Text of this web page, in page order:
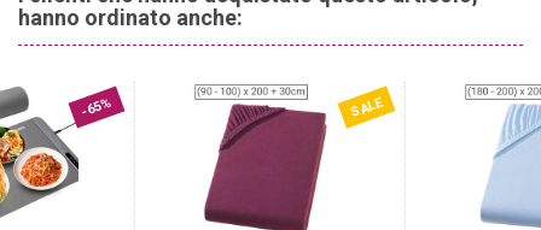
hanno ordinato anche:
-65% SALE